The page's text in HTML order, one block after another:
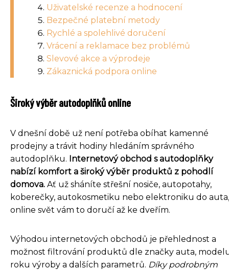
Uživatelské recenze a hodnocení
Bezpečné platební metody
Rychlé a spolehlivé doručení
Vrácení a reklamace bez problémů
Slevové akce a výprodeje
Zákaznická podpora online
Široký výběr autodoplňků online
V dnešní době už není potřeba obíhat kamenné
prodejny a trávit hodiny hledáním správného
autodoplňku. Internetový obchod s autodoplňky
nabízí komfort a široký výběr produktů z pohodlí
domova. Ať už sháníte střešní nosiče, autopotahy,
koberečky, autokosmetiku nebo elektroniku do auta,
online svět vám to doručí až ke dveřím.
Výhodou internetových obchodů je přehlednost a
možnost filtrování produktů dle značky auta,
roku výroby a dalších parametrů. Díky podrobným